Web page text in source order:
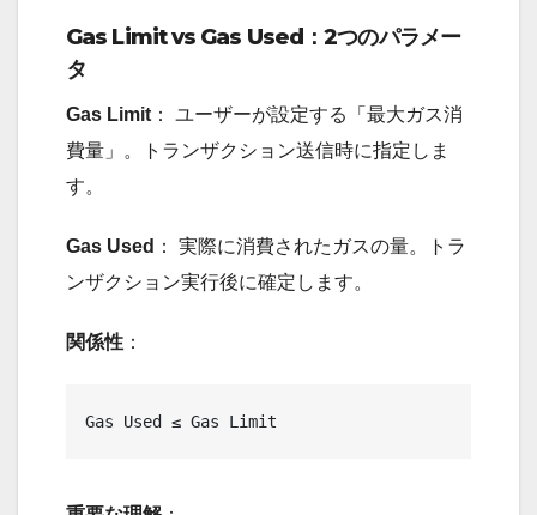
Gas Limit vs Gas Used：2つのパラメー
タ
Gas Limit ： ユーザーが設定する「最大ガス消
費量」。トランザクション送信時に指定しま
す。
Gas Used ： 実際に消費されたガスの量。トラ
ンザクション実行後に確定します。
関係性 ：